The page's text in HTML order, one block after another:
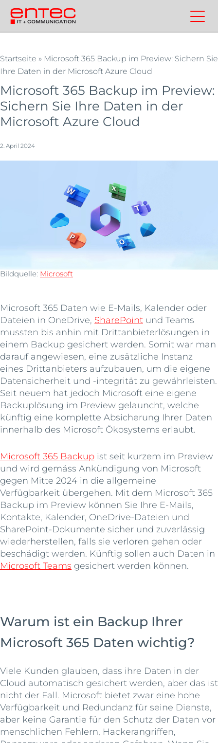
Zum
Inhalt
springen
Entec
|
Outsourcing
und
Cloud
Schweiz
Kontakt Suchen
Startseite » Microsoft 365 Backup im Preview: Sichern Sie
Ihre Daten in der Microsoft Azure Cloud
Microsoft 365 Backup im Preview:
Sichern Sie Ihre Daten in der
Microsoft Azure Cloud
2. April 2024
Bildquelle: Microsoft
Microsoft 365 Daten wie E-Mails, Kalender oder
Dateien in OneDrive, SharePoint und Teams
mussten bis anhin mit Drittanbieterlösungen in
einem Backup gesichert werden. Somit war man
darauf angewiesen, eine zusätzliche Instanz
eines Drittanbieters aufzubauen, um die eigene
Datensicherheit und -integrität zu gewährleisten.
Seit neuem hat jedoch Microsoft eine eigene
Backuplösung im Preview gelauncht, welche
künftig eine komplette Absicherung Ihrer Daten
innerhalb des Microsoft Ökosystems erlaubt.
Microsoft 365 Backup ist seit kurzem im Preview
und wird gemäss Ankündigung von Microsoft
gegen Mitte 2024 in die allgemeine
Verfügbarkeit übergehen. Mit dem Microsoft 365
Backup im Preview können Sie Ihre E-Mails,
Kontakte, Kalender, OneDrive-Dateien und
SharePoint-Dokumente sicher und zuverlässig
wiederherstellen, falls sie verloren gehen oder
beschädigt werden. Künftig sollen auch Daten in
Microsoft Teams gesichert werden können.
Warum ist ein Backup Ihrer
Microsoft 365 Daten wichtig?
Viele Kunden glauben, dass ihre Daten in der
Cloud automatisch gesichert werden, aber das ist
nicht der Fall. Microsoft bietet zwar eine hohe
Verfügbarkeit und Redundanz für seine Dienste,
aber keine Garantie für den Schutz der Daten vor
menschlichen Fehlern, Hackerangriffen,